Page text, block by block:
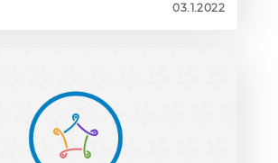
03.1.2022